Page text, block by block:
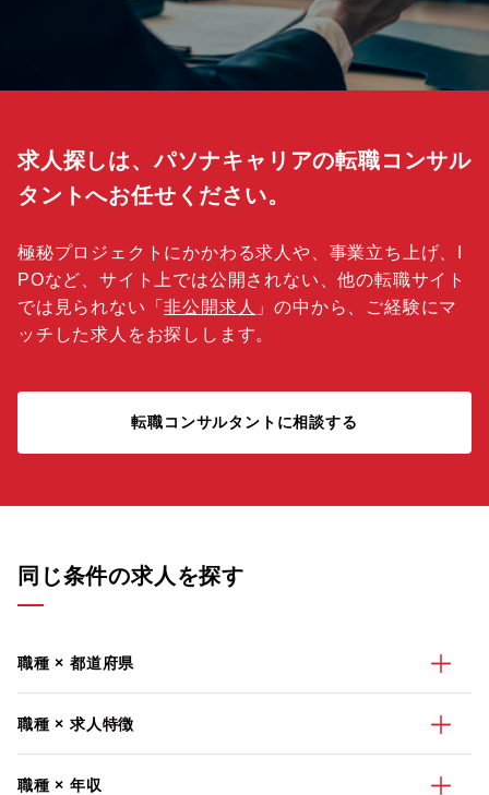
求人探しは、パソナキャリアの転職コンサル
タントへお任せください。
極秘プロジェクトにかかわる求人や、事業立ち上げ、I
POなど、サイト上では公開されない、他の転職サイト
では見られない「非公開求人 」の中から、ご経験にマ
ッチした求人をお探しします。
転職コンサルタントに相談する
同じ条件の求人を探す
職種 × 都道府県
職種 × 求人特徴
職種 × 年収